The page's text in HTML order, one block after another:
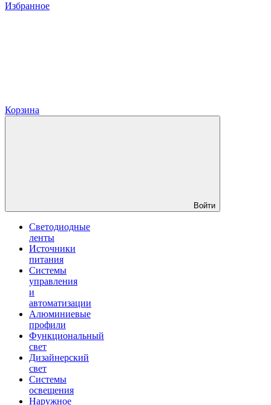
Избранное
Корзина
Войти
Светодиодные
ленты
Источники
питания
Системы
управления
и
автоматизации
Алюминиевые
профили
Функциональный
свет
Дизайнерский
свет
Системы
освещения
Наружное